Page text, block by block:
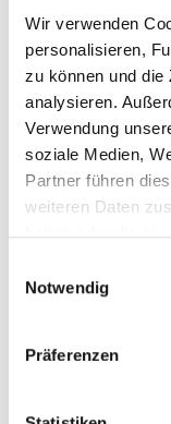
Wir verwenden
personalisieren,
zu können und die
analysieren.
Verwendung
soziale Medien,
Partner führen
weiteren Daten
Notwendig
Präferenzen
31.07.2026 |
Erstes
Füchse
Für die Füchse
Dass mit
macht den
präsentierte